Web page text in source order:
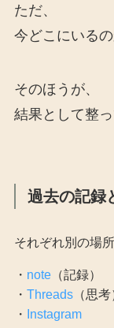
ただ、
今どこにいるの
そのほうが、
結果として整
過去の記録
それぞれ別の場
・ note（記録）
・ Threads（思考
・ Instagram